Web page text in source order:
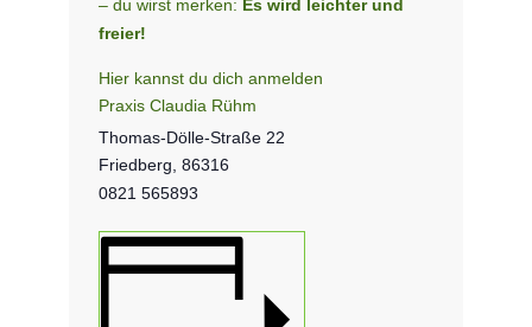
– du wirst merken: Es wird leichter und
freier!
Hier kannst du dich anmelden
Praxis Claudia Rühm
Thomas-Dölle-Straße 22
Friedberg, 86316
0821 565893